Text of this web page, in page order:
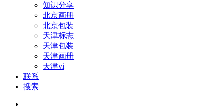
知识分享
北京画册
北京包装
天津标志
天津包装
天津画册
天津vi
联系
搜索